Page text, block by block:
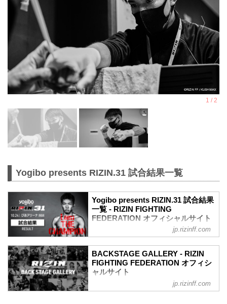
Yogibo presents RIZIN.31 試合結果一覧
Yogibo presents RIZIN.31 試合結果
一覧 - RIZIN FIGHTING
FEDERATION オフィシャルサイト
第11試合／フェザー級タイトルマッチ 斎
Full Fight | 斎藤裕 vs. 牛久絢太郎 /
Yutaka Saito vs. Juntaro Ushiku -
RIZIN.31
RIZIN MMAルール：5分 3R（66.0kg）
jp.rizinff.com
BACKSTAGE GALLERY - RIZIN
FIGHTING FEDERATION オフィシ
ャルサイト
BACKSTAGE GALLERY の記事一覧 - 格
jp.rizinff.com